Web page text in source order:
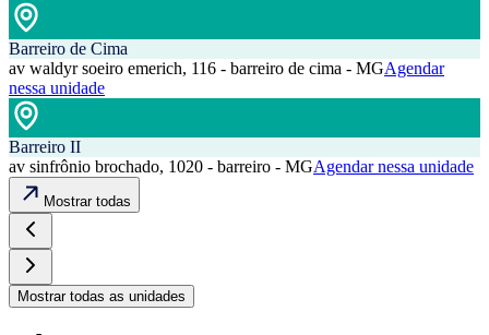
Barreiro de Cima
av waldyr soeiro emerich, 116 - barreiro de cima - MGAgendar
nessa unidade
Barreiro II
av sinfrônio brochado, 1020 - barreiro - MGAgendar nessa unidade
Mostrar todas
Mostrar todas as unidades